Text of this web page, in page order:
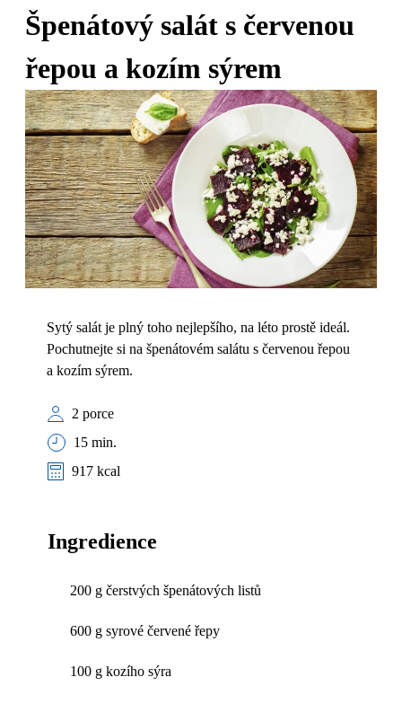
Špenátový salát s červenou
řepou a kozím sýrem
Sytý salát je plný toho nejlepšího, na léto prostě ideál.
Pochutnejte si na špenátovém salátu s červenou řepou
a kozím sýrem.
2 porce
15 min.
917 kcal
Ingredience
200 g čerstvých špenátových listů
600 g syrové červené řepy
100 g kozího sýra